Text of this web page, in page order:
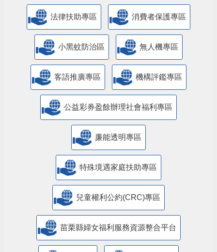
法律扶助專區 消費者保護專區
小黑蚊防治區 無人機專區
客語推廣專區 機構評鑑專區
公益彩券盈餘辦理社會福利專區
廉能透明專區
特殊境遇家庭扶助專區
兒童權利公約(CRC)專區
苗栗縣婦女福利服務資源整合平台